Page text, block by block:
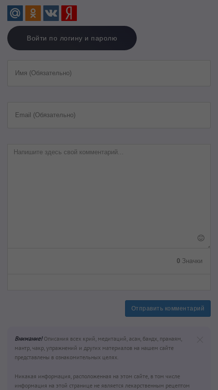
Войти по логину и паролю
Имя (Обязательно)
Email (Обязательно)
0 Значки
Отправить комментарий
Внимание!Описания всех крий, медитаций, асан, бандх, пранаям,
мантр, чакр, упражнений и других материалов на нашем сайте
представлены в ознакомительных целях.
Никакая информация, расположенная на этом сайте, в том числе
информация на этой странице не является лекарственным рецептом